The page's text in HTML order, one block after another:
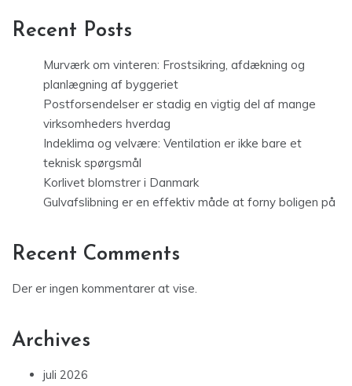
Recent Posts
Murværk om vinteren: Frostsikring, afdækning og
planlægning af byggeriet
Postforsendelser er stadig en vigtig del af mange
virksomheders hverdag
Indeklima og velvære: Ventilation er ikke bare et
teknisk spørgsmål
Korlivet blomstrer i Danmark
Gulvafslibning er en effektiv måde at forny boligen på
Recent Comments
Der er ingen kommentarer at vise.
Archives
juli 2026